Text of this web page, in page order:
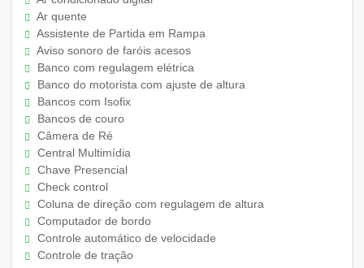
Ar quente
Assistente de Partida em Rampa
Aviso sonoro de faróis acesos
Banco com regulagem elétrica
Banco do motorista com ajuste de altura
Bancos com Isofix
Bancos de couro
Câmera de Ré
Central Multimídia
Chave Presencial
Check control
Coluna de direção com regulagem de altura
Computador de bordo
Controle automático de velocidade
Controle de tração